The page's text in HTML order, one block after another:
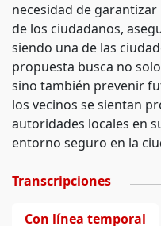
necesidad de
de los ciudadanos,
siendo una de las
propuesta busca no
sino también prevenir
los vecinos se sientan
autoridades locales en
entorno seguro en la
Transcripciones
Con línea temporal